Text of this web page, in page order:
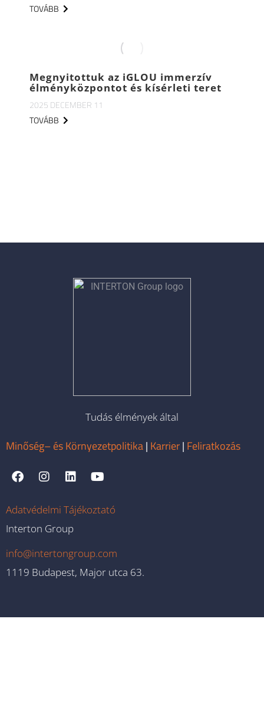
TOVÁBB
Megnyitottuk az iGLOU immerzív
élményközpontot és kísérleti teret
2025 DECEMBER 11
TOVÁBB
Tudás élmények által
Minőség– és Környezetpolitika| Karrier| Feliratkozás
Adatvédelmi Tájékoztató
Interton Group
info@intertongroup.com
1119 Budapest, Major utca 63.